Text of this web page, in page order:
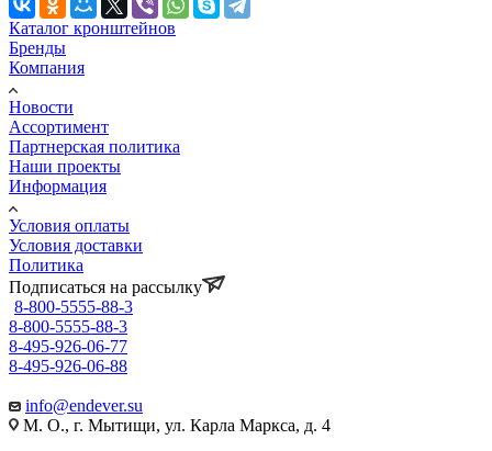
Каталог кронштейнов
Бренды
Компания
Новости
Ассортимент
Партнерская политика
Наши проекты
Информация
Условия оплаты
Условия доставки
Политика
Подписаться на рассылку
8-800-5555-88-3
8-800-5555-88-3
8-495-926-06-77
8-495-926-06-88
info@endever.su
М. О., г. Мытищи, ул. Карла Маркса, д. 4